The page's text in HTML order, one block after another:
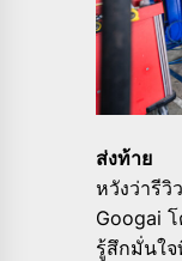
ส่งท้าย
หวังว่ารีวิ
Googai
รู้สึกมั่นใ